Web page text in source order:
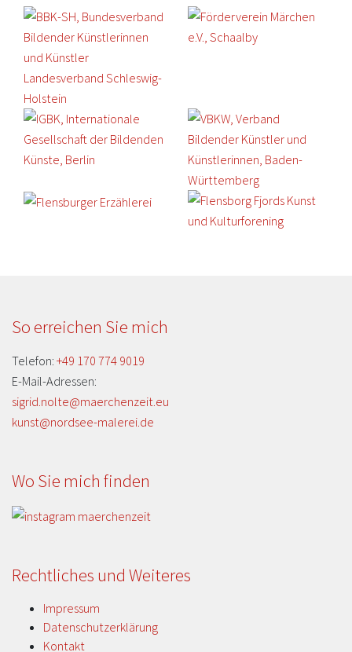
So erreichen Sie mich
Telefon: +49 170 774 9019
E-Mail-Adressen:
sigrid.nolte@maerchenzeit.eu
kunst@nordsee-malerei.de
Wo Sie mich finden
Rechtliches und Weiteres
Impressum
Datenschutzerklärung
Kontakt